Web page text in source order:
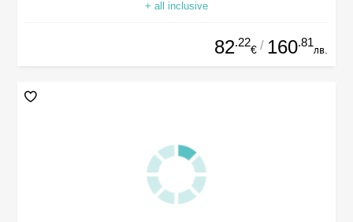
+ all inclusive
82.22
€ / 160.81
лв.